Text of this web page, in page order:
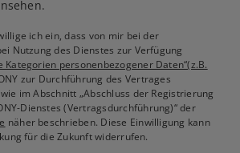
ich ein, dass von mir bei der
Nutzung des Dienstes zur Verfügung
Kategorien personenbezogener Daten“(z.B.
zur Durchführung des Vertrages
im Abschnitt „Abschluss der Registrierung
Dienstes (Vertragsdurchführung)“ der
näher beschrieben. Diese Einwilligung kann
für die Zukunft widerrufen.